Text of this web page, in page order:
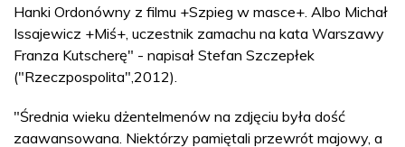
Hanki Ordonówny z filmu +Szpieg w masce+. Albo Michał
Issajewicz +Miś+, uczestnik zamachu na kata Warszawy
Franza Kutscherę" - napisał Stefan Szczepłek
("Rzeczpospolita",2012).
"Średnia wieku dżentelmenów na zdjęciu była dość
zaawansowana. Niektórzy pamiętali przewrót majowy, a